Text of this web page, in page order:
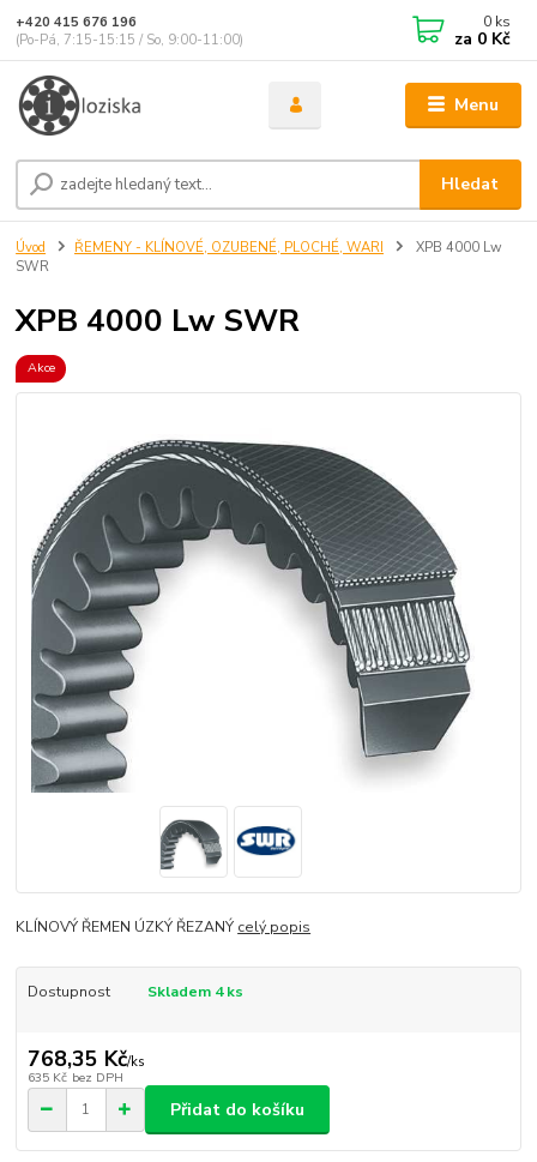
Menu
Hledat
+420 415 676 196
(Po-Pá, 7:15-15:15 / So, 9:00-11:00)
0 ks
za 0 Kč
Úvod ŘEMENY - KLÍNOVÉ, OZUBENÉ, PLOCHÉ, WARI
XPB 4000 Lw
SWR
XPB 4000 Lw SWR
Akce
KLÍNOVÝ ŘEMEN ÚZKÝ ŘEZANÝ celý popis
Dostupnost Skladem 4 ks
768,35 Kč/ks
635 Kč bez DPH
Přidat do košíku